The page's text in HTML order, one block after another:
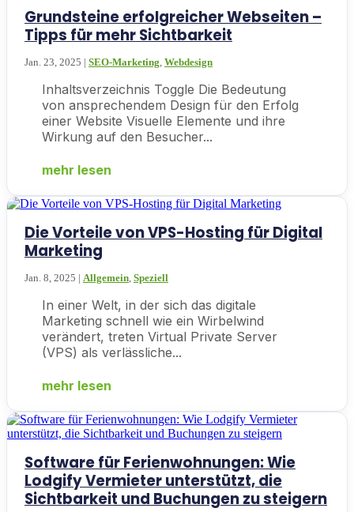
Grundsteine erfolgreicher Webseiten –
Tipps für mehr Sichtbarkeit
Jan. 23, 2025 | SEO-Marketing, Webdesign
Inhaltsverzeichnis Toggle Die Bedeutung
von ansprechendem Design für den Erfolg
einer Website Visuelle Elemente und ihre
Wirkung auf den Besucher...
mehr lesen
Die Vorteile von VPS-Hosting für Digital
Marketing
Jan. 8, 2025 | Allgemein, Speziell
In einer Welt, in der sich das digitale
Marketing schnell wie ein Wirbelwind
verändert, treten Virtual Private Server
(VPS) als verlässliche...
mehr lesen
Software für Ferienwohnungen: Wie
Lodgify Vermieter unterstützt, die
Sichtbarkeit und Buchungen zu steigern